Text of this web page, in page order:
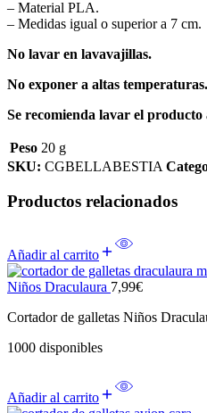
– Material PLA.
– Medidas igual o superior a 7 cm.
No lavar en lavavajillas.
No exponer a altas temperaturas.
Se recomienda lavar el producto
Peso 20 g
SKU: CGBELLABESTIA
Productos relacionados
Añadir al carrito
Niños Draculaura 7,99€
Cortador de galletas Niños
1000 disponibles
Añadir al carrito